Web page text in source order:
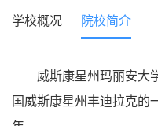
学校概况 院校简介
威斯康星州玛丽安大
国威斯康星州丰迪拉克的